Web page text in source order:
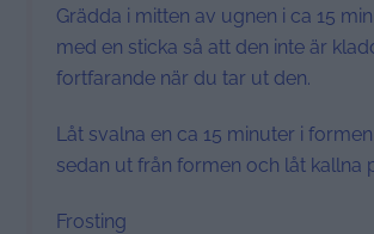
Grädda i mitten av ugnen i ca 15
med en sticka så att den inte är
fortfarande när du tar ut den.
Låt svalna en ca 15 minuter i
sedan ut från formen och låt kallna
Frosting